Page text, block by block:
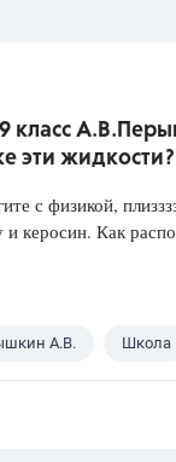
класс
эти жидкости?
с физикой,
керосин. Как
А.В. Школа